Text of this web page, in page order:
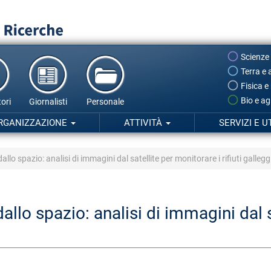
Terra e
Fisica
Bio e
Giornalisti Personale
ATTIVITÀ SERVIZI E
spazio: analisi di immagini dal satellite per monitorare i rifiuti
spazio: analisi di immagini dal